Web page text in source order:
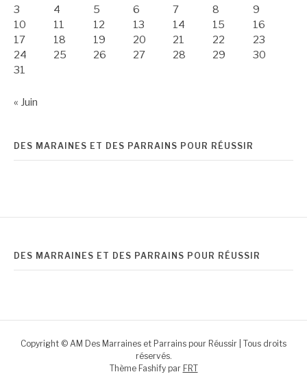
3
4 5 6 7 8
9
10
11 12 13 14 15
16
17
18 19 20 21 22
23
24
25 26 27 28 29
30
31
« Juin
DES MARAINES ET DES PARRAINS POUR RÉUSSIR
DES MARRAINES ET DES PARRAINS POUR RÉUSSIR
Copyright © AM Des Marraines et Parrains pour Réussir | Tous droits
réservés.
Thème Fashify par FRT